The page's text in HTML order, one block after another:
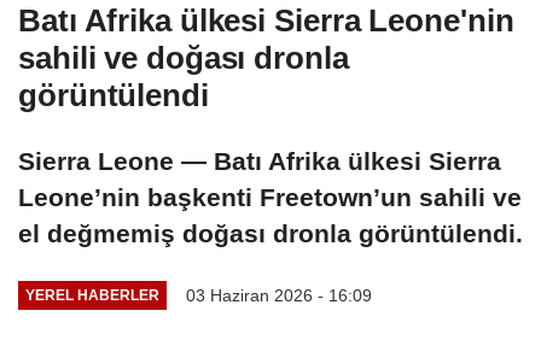
Batı Afrika ülkesi Sierra Leone'nin
sahili ve doğası dronla
görüntülendi
Sierra Leone — Batı Afrika ülkesi Sierra
Leone’nin başkenti Freetown’un sahili ve
el değmemiş doğası dronla görüntülendi.
YEREL HABERLER 03 Haziran 2026 - 16:09